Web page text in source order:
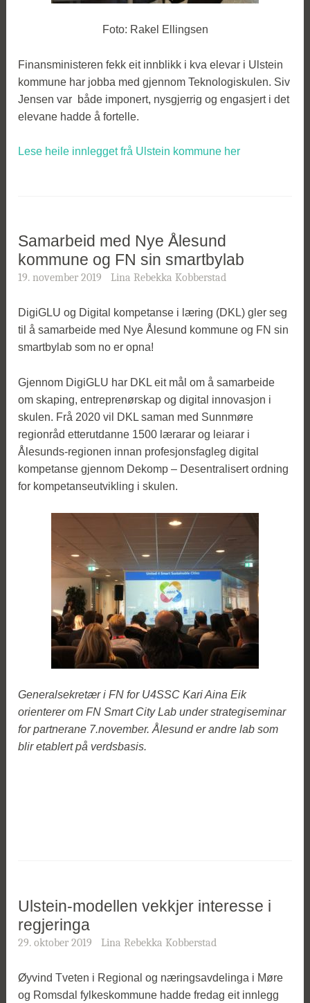
Foto: Rakel Ellingsen
Finansministeren fekk eit innblikk i kva elevar i Ulstein
kommune har jobba med gjennom Teknologiskulen. Siv
Jensen var både imponert, nysgjerrig og engasjert i det
elevane hadde å fortelle.
Lese heile innlegget frå Ulstein kommune her
Samarbeid med Nye Ålesund
kommune og FN sin smartbylab
19. november 2019 Lina Rebekka Kobberstad
DigiGLU og Digital kompetanse i læring (DKL) gler seg
til å samarbeide med Nye Ålesund kommune og FN sin
smartbylab som no er opna!
Gjennom DigiGLU har DKL eit mål om å samarbeide
om skaping, entreprenørskap og digital innovasjon i
skulen. Frå 2020 vil DKL saman med Sunnmøre
regionråd etterutdanne 1500 lærarar og leiarar i
Ålesunds-regionen innan profesjonsfagleg digital
kompetanse gjennom Dekomp – Desentralisert ordning
for kompetanseutvikling i skulen.
Generalsekretær i FN for U4SSC Kari Aina Eik
orienterer om FN Smart City Lab under strategiseminar
for partnerane 7.november. Ålesund er andre lab som
blir etablert på verdsbasis.
Ulstein-modellen vekkjer interesse i
regjeringa
29. oktober 2019 Lina Rebekka Kobberstad
Øyvind Tveten i Regional og næringsavdelinga i Møre
og Romsdal fylkeskommune hadde fredag eit innlegg